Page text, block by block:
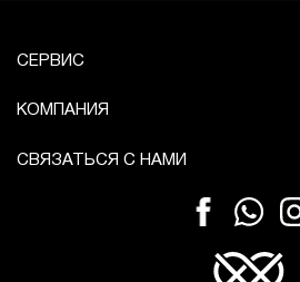
СЕРВИС
КОМПАНИЯ
СВЯЗАТЬСЯ С НАМИ